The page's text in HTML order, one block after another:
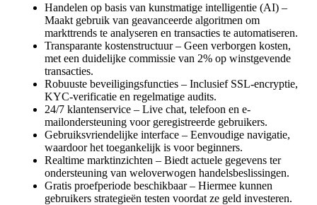
Handelen op basis van kunstmatige intelligentie (AI) –
Maakt gebruik van geavanceerde algoritmen om
markttrends te analyseren en transacties te automatiseren.
Transparante kostenstructuur – Geen verborgen kosten,
met een duidelijke commissie van 2% op winstgevende
transacties.
Robuuste beveiligingsfuncties – Inclusief SSL-encryptie,
KYC-verificatie en regelmatige audits.
24/7 klantenservice – Live chat, telefoon en e-
mailondersteuning voor geregistreerde gebruikers.
Gebruiksvriendelijke interface – Eenvoudige navigatie,
waardoor het toegankelijk is voor beginners.
Realtime marktinzichten – Biedt actuele gegevens ter
ondersteuning van weloverwogen handelsbeslissingen.
Gratis proefperiode beschikbaar – Hiermee kunnen
gebruikers strategieën testen voordat ze geld investeren.